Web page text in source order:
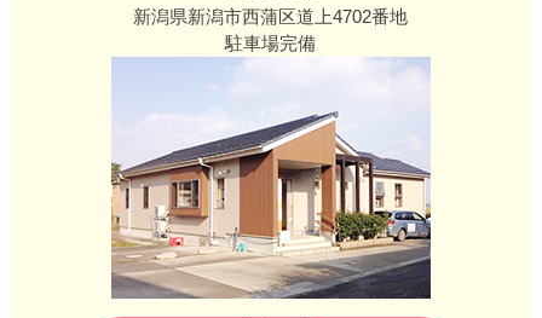
新潟県新潟市西蒲区道上4702番地
駐車場完備